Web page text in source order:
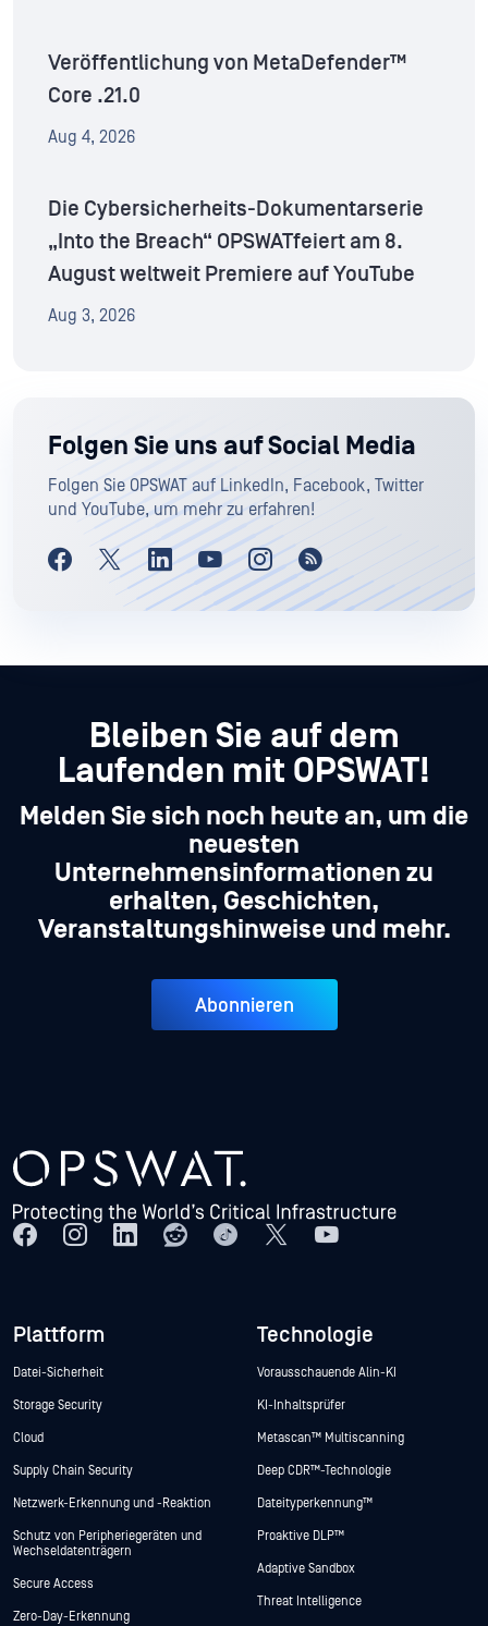
Veröffentlichung von MetaDefender™
Core .21.0
Aug 4, 2026
Die Cybersicherheits-Dokumentarserie
„Into the Breach“ OPSWATfeiert am 8.
August weltweit Premiere auf YouTube
Aug 3, 2026
Folgen Sie uns auf Social Media
Folgen Sie OPSWAT auf LinkedIn, Facebook, Twitter
und YouTube, um mehr zu erfahren!
Bleiben Sie auf dem
Laufenden mit OPSWAT!
Melden Sie sich noch heute an, um die
neuesten
Unternehmensinformationen zu
erhalten, Geschichten,
Veranstaltungshinweise und mehr.
Abonnieren
Plattform
Datei-Sicherheit
Storage Security
Cloud
Supply Chain Security
Netzwerk-Erkennung und -Reaktion
Schutz von Peripheriegeräten und
Wechseldatenträgern
Secure Access
Zero-Day-Erkennung
Technologie
Vorausschauende Alin-KI
KI-Inhaltsprüfer
Metascan™ Multiscanning
Deep CDR™-Technologie
Dateityperkennung™
Proaktive DLP™
Adaptive Sandbox
Threat Intelligence